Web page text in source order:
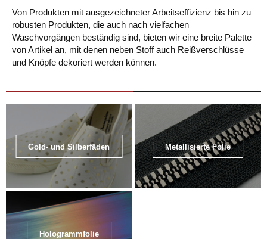
Von Produkten mit ausgezeichneter Arbeitseffizienz bis hin zu
robusten Produkten, die auch nach vielfachen
Waschvorgängen beständig sind, bieten wir eine breite Palette
von Artikel an, mit denen neben Stoff auch Reißverschlüsse
und Knöpfe dekoriert werden können.
Gold- und Silberfäden Metallisierte Folie
Hologrammfolie